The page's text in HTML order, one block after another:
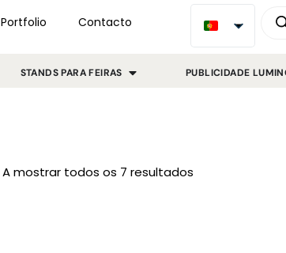
Portfolio Contacto
STANDS PARA FEIRAS PUBLICIDADE
A mostrar todos os 7 resultados